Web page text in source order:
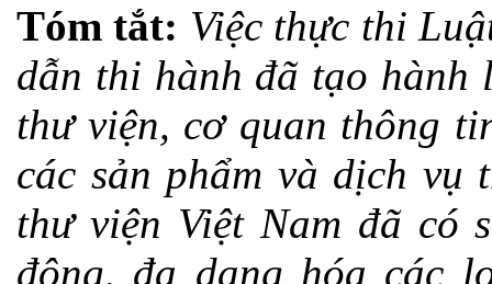
Tóm tắt: Việc thực thi
dẫn thi hành đã tạo hành
thư viện, cơ quan thông
các sản phẩm và dịch vụ
thư viện Việt Nam đã có
động, đa dạng hóa các